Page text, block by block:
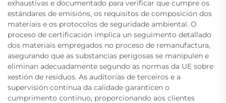
exhaustivas e documentado para verificar que cumpre os
estándares de emisións, os requisitos de composición dos
materiais e os protocolos de seguridade ambiental. O
proceso de certificación implica un seguimento detallado
dos materiais empregados no proceso de remanufactura,
asegurando que as substancias perigosas se manipulen e
eliminan adecuadamente segundo as normas da UE sobre
xestión de residuos. As auditorías de terceiros e a
supervisión continua da calidade garanticen o
cumprimento continuo, proporcionando aos clientes